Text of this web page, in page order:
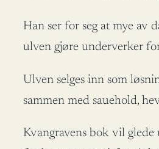
Han ser for seg at mye av
ulven gjøre underverker
Ulven selges inn som
sammen med sauehold,
Kvangravens bok vil